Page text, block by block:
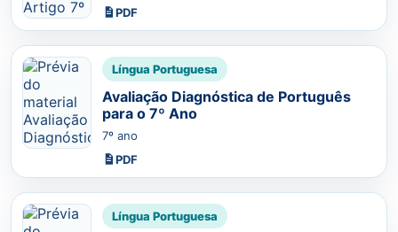
PDF
Língua Portuguesa
Avaliação Diagnóstica de Português
para o 7º Ano
7º ano
PDF
Língua Portuguesa